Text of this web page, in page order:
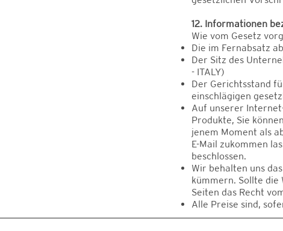
12. Informationen
Wie vom Gesetz
Die im Fernabsatz
Der Sitz des
- ITALY)
Der Gerichtsstand
einschlägigen
Auf unserer
Produkte, Sie
jenem Moment als
E-Mail zukommen
beschlossen.
Wir behalten uns
kümmern. Sollte die
Seiten das Recht
Alle Preise sind,